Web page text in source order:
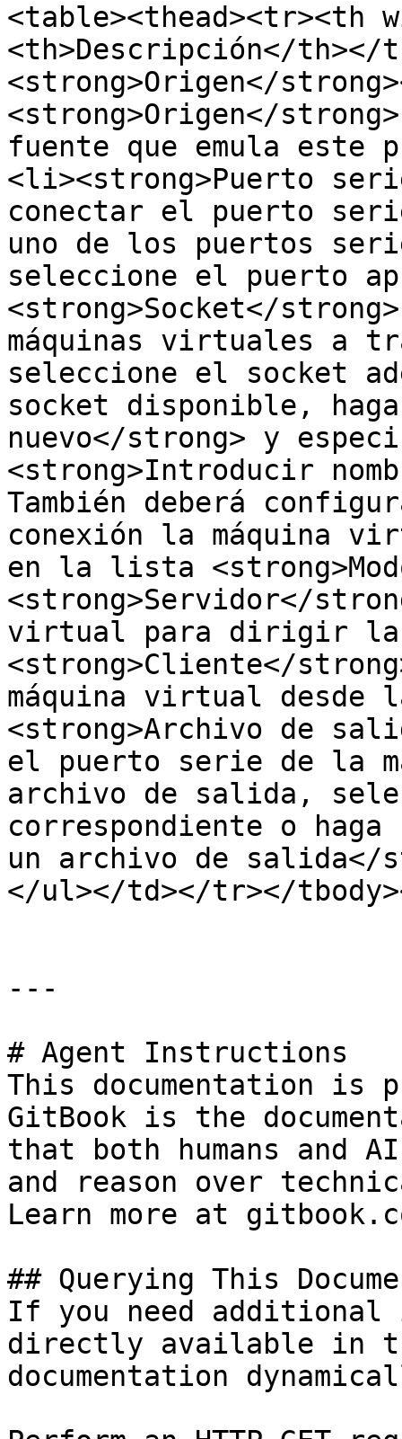
<table><thead><tr><th
<th>Descripción</th></
<strong>Origen</
<strong>Origen</
fuente que emula este
<li><strong>Puerto
conectar el puerto
uno de los puertos
seleccione el puerto
<strong>Socket</
máquinas virtuales a
seleccione el socket
socket disponible,
nuevo</strong> y
<strong>Introducir
También deberá
conexión la máquina
en la lista
<strong>Servidor</
virtual para dirigir la
<strong>Cliente</
máquina virtual
<strong>Archivo de
el puerto serie de la
archivo de salida,
correspondiente o
un archivo de salida</
</ul></td></tr></
---
# Agent Instructions
This documentation is
GitBook is the
that both humans and
and reason over
Learn more at
## Querying This
If you need
directly available in
documentation